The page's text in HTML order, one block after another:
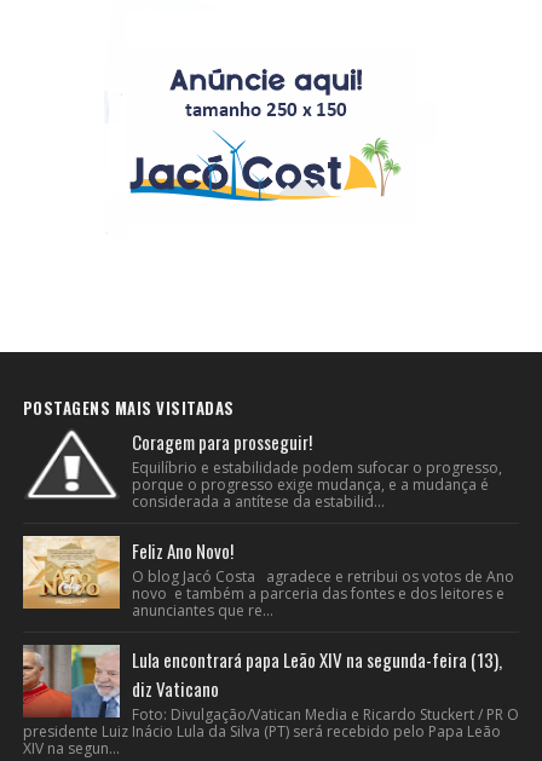
POSTAGENS MAIS VISITADAS
Coragem para prosseguir!
Equilíbrio e estabilidade podem sufocar o progresso,
porque o progresso exige mudança, e a mudança é
considerada a antítese da estabilid...
Feliz Ano Novo!
O blog Jacó Costa agradece e retribui os votos de Ano
novo e também a parceria das fontes e dos leitores e
anunciantes que re...
Lula encontrará papa Leão XIV na segunda-feira (13),
diz Vaticano
Foto: Divulgação/Vatican Media e Ricardo Stuckert / PR O
presidente Luiz Inácio Lula da Silva (PT) será recebido pelo Papa Leão
XIV na segun...